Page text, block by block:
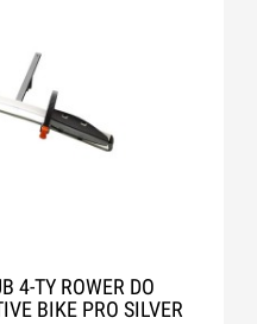
4-TY ROWER DO
BIKE PRO SILVER